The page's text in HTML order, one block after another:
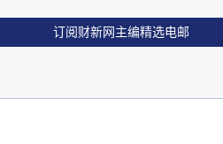
在短短数日内夺走一条鲜活
氟酸到底是什么东西，为什
网购，这又是为什么？
订阅财新网主编精选电邮